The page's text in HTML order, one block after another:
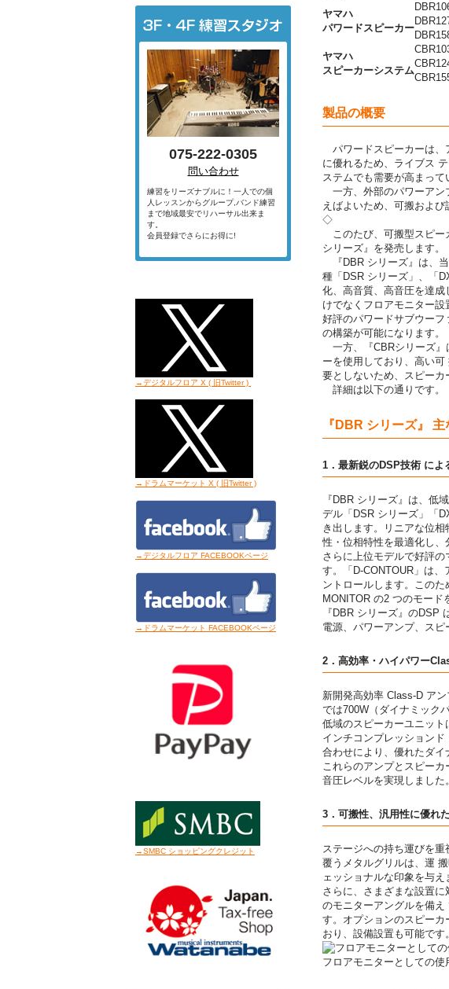
075-222-0305
問い合わせ
練習をリーズナブルに！一人での個
人レッスンからグループ,バンド練習
まで地域最安でリハーサル出来ま
す。
会員登録でさらにお得に!
→デジタルフロア X ( 旧Twitter)
→ドラムマーケット X ( 旧Twitter)
→デジタルフロア FACEBOOKページ
→ドラムマーケット FACEBOOKページ
→SMBC ショッピングクレジット
ヤマハ
パワードスピーカー
DBR10
DBR12
DBR15
ヤマハ
スピーカーシステム
CBR10
CBR12
CBR15
製品の概要
パワードスピーカーは、
に優れるため、ライブス
ステムでも需要が高まって
一方、外部のパワーアン
えばよいため、可搬および
◇
このたび、可搬型スピー
シリーズ』を発売します。
『DBR シリーズ』は、
種「DSR シリーズ」、「
化、高音質、高音圧を達
けでなくフロアモニター
好評のパワードサブウー
の構築が可能になります。
一方、『CBRシリーズ』
ーを使用しており、高い
要としないため、スピーカ
詳細は以下の通りです。
『DBR シリーズ』
1．最新鋭のDSP技術 によ
『DBR シリーズ』は、低
デル「DSR シリーズ」「
き出します。リニアな位
性・位相特性を最適化し、
さらに上位モデルで好評
す。「D-CONTOUR」は
ントロールします。この
MONITOR の2 つのモード
『DBR シリーズ』のDSP
電源、パワーアンプ、ス
2．高効率・ハイパワー
新開発高効率 Class-D ア
では700W（ダイナミック
低域のスピーカーユニッ
インチコンプレッション
合わせにより、優れたダイ
これらのアンプとスピー
音圧レベルを実現しまし
3．可搬性、汎用性に優れ
ステージへの持ち運びを
覆うメタルグリルは、運
ェッショナルな印象を与
さらに、さまざまな設置
のモニターアングルを備
す。オプションのスピー
おり、設備設置も可能です。
フロアモニターとしての使